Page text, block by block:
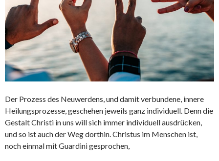
Der Prozess des Neuwerdens, und damit verbundene, innere
Heilungsprozesse, geschehen jeweils ganz individuell. Denn die
Gestalt Christi in uns will sich immer individuell ausdrücken,
und so ist auch der Weg dorthin. Christus im Menschen ist,
noch einmal mit Guardini gesprochen,